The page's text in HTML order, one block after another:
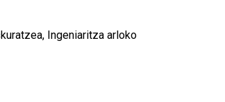
Ingeniaritza arloko